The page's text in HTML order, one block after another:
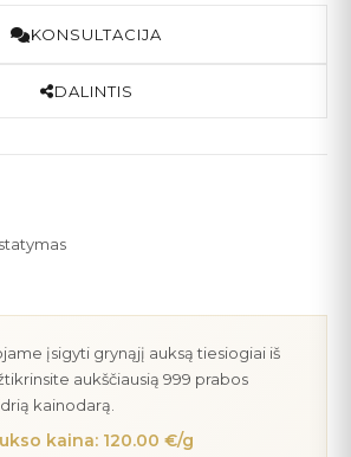
KONSULTACIJA
DALINTIS
įsigyti grynąjį auksą tiesiogiai iš
aukščiausią 999 prabos
kainodarą.
kaina: 120.00 €/g